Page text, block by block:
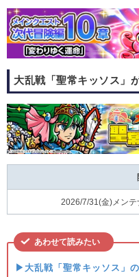
大乱戦「聖常キッソス」
2026/7/31(金)メン
あわせて読みたい
▶大乱戦「聖常キッソス」